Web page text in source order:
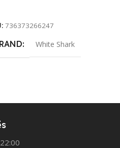
736373266247
White Shark